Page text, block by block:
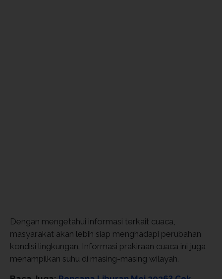
Dengan mengetahui informasi terkait cuaca,
masyarakat akan lebih siap menghadapi perubahan
kondisi lingkungan. Informasi prakiraan cuaca ini juga
menampilkan suhu di masing-masing wilayah.